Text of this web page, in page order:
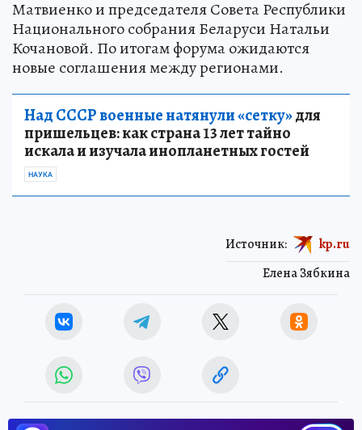
Матвиенко и председателя Совета Республики
Национального собрания Беларуси Натальи
Кочановой. По итогам форума ожидаются
новые соглашения между регионами.
Над СССР военные натянули «сетку»для
пришельцев: как страна 13 лет тайно
искала и изучала инопланетных гостей
НАУКА
Елена Зябкина
Источник: kp.ru